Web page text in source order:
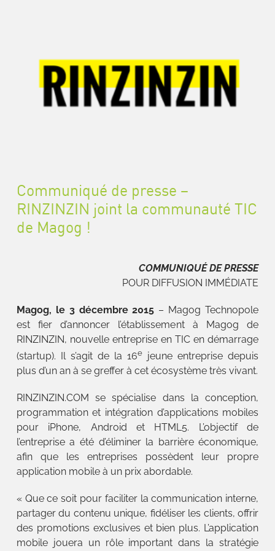
Communiqué de presse –
RINZINZIN joint la communauté TIC
de Magog !
COMMUNIQUÉ DE PRESSE
POUR DIFFUSION IMMÉDIATE
Magog, le 3 décembre 2015 – Magog Technopole
est fier d’annoncer l’établissement à Magog de
RINZINZIN, nouvelle entreprise en TIC en démarrage
(startup). Il s’agit de la 16e jeune entreprise depuis
plus d’un an à se greffer à cet écosystème très vivant.
RINZINZIN.COM se spécialise dans la conception,
programmation et intégration d’applications mobiles
pour iPhone, Android et HTML5. L’objectif de
l’entreprise a été d’éliminer la barrière économique,
afin que les entreprises possèdent leur propre
application mobile à un prix abordable.
« Que ce soit pour faciliter la communication interne,
partager du contenu unique, fidéliser les clients, offrir
des promotions exclusives et bien plus. L’application
mobile jouera un rôle important dans la stratégie